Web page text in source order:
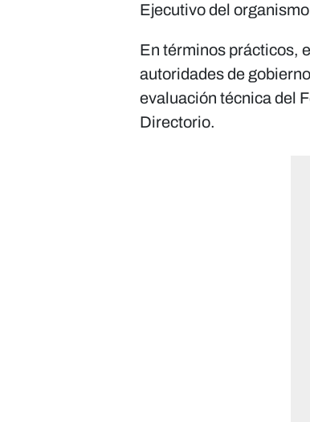
Ejecutivo del
En términos prácticos,
autoridades de
evaluación técnica del
Directorio.